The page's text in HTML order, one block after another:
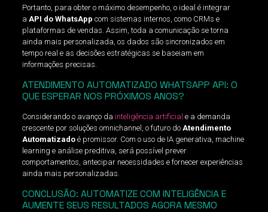
Portanto, para obter o máximo desempenho, o ideal é integrar
a API do WhatsApp com sistemas internos, como CRMs e
plataformas de vendas. Assim, toda a comunicação se torna
ainda mais personalizada, os dados são sincronizados em
tempo real e as decisões estratégicas se baseiam em
informações precisas.
ATENDIMENTO AUTOMATIZADO WHATSAPP API: O
QUE ESPERAR NOS PRÓXIMOS ANOS?
Considerando o avanço da inteligência artificial e a demanda
crescente por soluções omnichannel, o futuro do Atendimento
Automatizadoé promissor. Com o uso de IA generativa, machine
learning e análise preditiva, será possível prever
comportamentos, antecipar necessidades e fornecer experiências
ainda mais personalizadas.
CONCLUSÃO: AUTOMATIZE COM INTELIGÊNCIA E
AUMENTE SEUS RESULTADOS AGORA MESMO